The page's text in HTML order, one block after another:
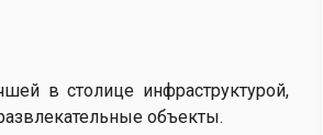
в столице инфраструктурой,
объекты.